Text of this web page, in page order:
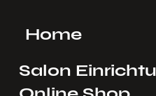
Home
Salon